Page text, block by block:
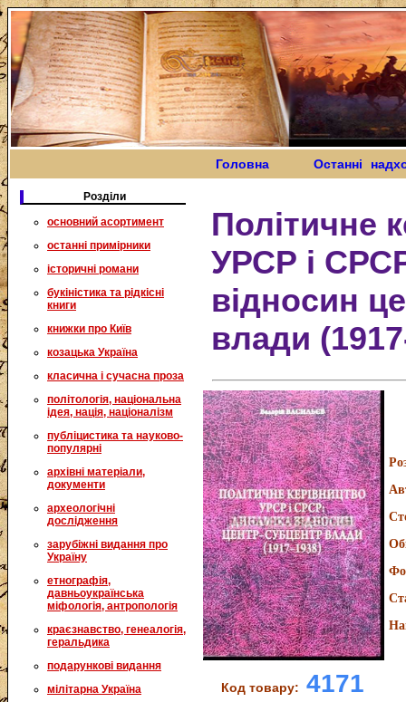
Головна Останні
Розділи
основний асортимент
останні примірники
історичні романи
букіністика та рідкісні
книги
книжки про Київ
козацька Україна
класична і сучасна проза
політологія, національна
ідея, нація, націоналізм
публіцистика та науково-
популярні
архівні матеріали,
документи
археологічні
дослідження
зарубіжні видання про
Україну
етнографія,
давньоукраїнська
міфологія, антропологія
краєзнавство, генеалогія,
геральдика
подарункові видання
мілітарна Україна
Політичне
УРСР і
відносин
влади
Код товару: 4171